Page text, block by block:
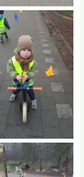
No Caption